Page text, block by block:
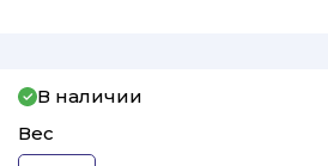
В наличии
Вес